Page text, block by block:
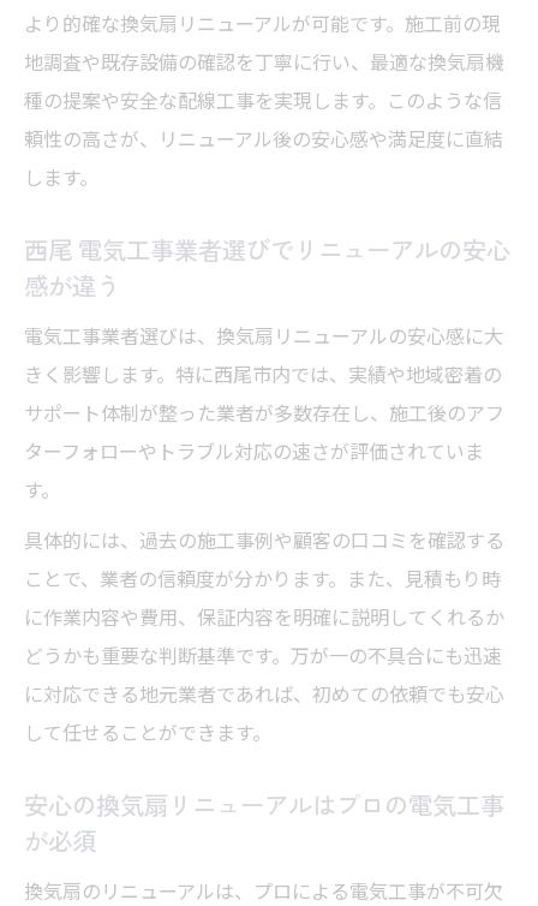
より的確な換気扇リニューアルが可能です。施工前の現
地調査や既存設備の確認を丁寧に行い、最適な換気扇機
種の提案や安全な配線工事を実現します。このような信
頼性の高さが、リニューアル後の安心感や満足度に直結
します。
西尾 電気工事業者選びでリニューアルの安心
感が違う
電気工事業者選びは、換気扇リニューアルの安心感に大
きく影響します。特に西尾市内では、実績や地域密着の
サポート体制が整った業者が多数存在し、施工後のアフ
ターフォローやトラブル対応の速さが評価されていま
す。
具体的には、過去の施工事例や顧客の口コミを確認する
ことで、業者の信頼度が分かります。また、見積もり時
に作業内容や費用、保証内容を明確に説明してくれるか
どうかも重要な判断基準です。万が一の不具合にも迅速
に対応できる地元業者であれば、初めての依頼でも安心
して任せることができます。
安心の換気扇リニューアルはプロの電気工事
が必須
換気扇のリニューアルは、プロによる電気工事が不可欠